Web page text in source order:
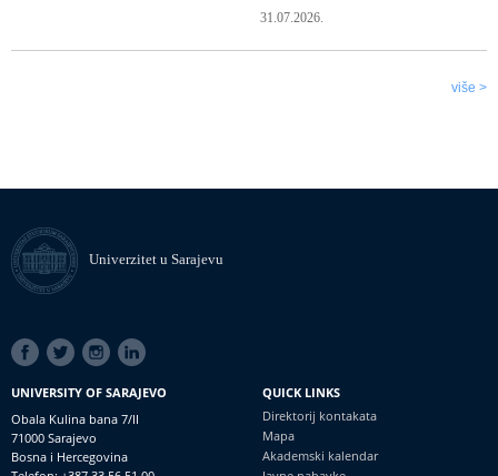
31.07.2026.
više >
Univerzitet u Sarajevu
SOCIAL
LINKS
UNIVERSITY OF SARAJEVO
Obala Kulina bana 7/II
71000 Sarajevo
Bosna i Hercegovina
QUICK LINKS
Direktorij kontakata
Mapa
Akademski kalendar